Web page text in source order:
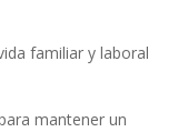
familiar y laboral
mantener un